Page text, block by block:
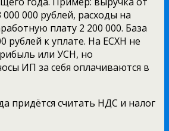
000 рублей, расходы на
плату 2 200 000. База
рублей к уплате. На ЕСХН не
или УСН, но
ИП за себя оплачиваются в
придётся считать НДС и налог